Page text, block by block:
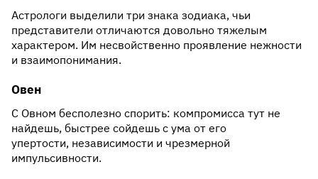
Астрологи выделили три знака зодиака, чьи
представители отличаются довольно тяжелым
характером. Им несвойственно проявление нежности
и взаимопонимания.
Овен
С Овном бесполезно спорить: компромисса тут не
найдешь, быстрее сойдешь с ума от его
упертости, независимости и чрезмерной
импульсивности.